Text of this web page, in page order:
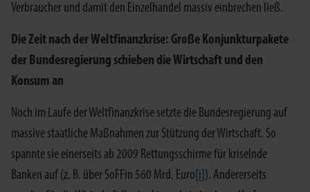
Verbraucher und damit den Einzelhandel massiv einbrechen ließ.
Die Zeit nach der Weltfinanzkrise: Große Konjunkturpakete
der Bundesregierung schieben die Wirtschaft und den
Konsum an
Noch im Laufe der Weltfinanzkrise setzte die Bundesregierung auf
massive staatliche Maßnahmen zur Stützung der Wirtschaft. So
spannte sie einerseits ab 2009 Rettungsschirme für kriselnde
Banken auf (z. B. über SoFFin 560 Mrd. Euro [i] ). Andererseits